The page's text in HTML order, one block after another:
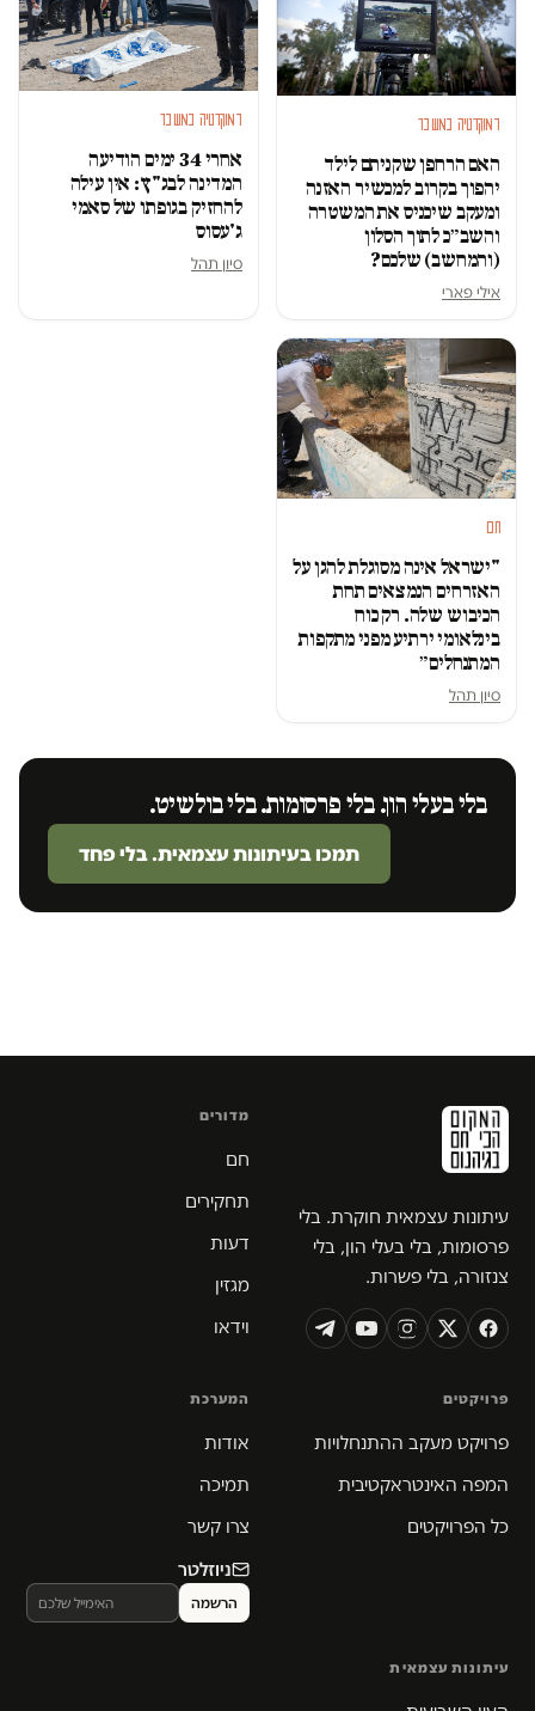
דמוקרטיה במשבר
האם הרחפן שקניתם לילד
יהפוך בקרוב למכשיר האזנה
ומעקב שיכניס את המשטרה
והשב״כ לתוך הסלון
(והמחשב) שלכם?
אילי פארי
דמוקרטיה במשבר
אחרי 34 ימים הודיעה
המדינה לבג"ץ: אין עילה
להחזיק בגופתו של סאמי
ג'עסוס
סיון תהל
חם
"ישראל אינה מסוגלת להגן על
האזרחים הנמצאים תחת
הכיבוש שלה. רק כוח
בינלאומי ירתיע מפני מתקפות
המתנחלים״
סיון תהל
בלי בעלי הון. בלי פרסומות. בלי בולשיט.
תמכו בעיתונות עצמאית. בלי פחד
עיתונות עצמאית חוקרת. בלי
פרסומות, בלי בעלי הון, בלי
צנזורה, בלי פשרות.
מדורים
חם
תחקירים
דעות
מגזין
וידאו
פרויקטים
פרויקט מעקב ההתנחלויות
המפה האינטראקטיבית
כל הפרויקטים
המערכת
אודות
תמיכה
צרו קשר
ניוזלטר
עיתונות עצמאית